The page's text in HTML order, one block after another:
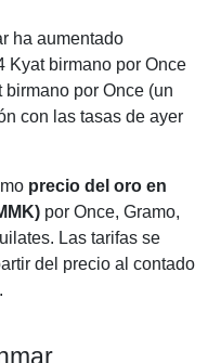
ha aumentado
Kyat birmano por Once
por Once (un
con las tasas de ayer
precio del oro en
por Once, Gramo,
Las tarifas se
del precio al contado